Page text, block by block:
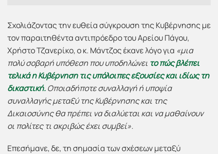
Σχολιάζοντας την ευθεία σύγκρουση της Κυβέρνησης με
τον παραιτηθέντα αντιπρόεδρο του Αρείου Πάγου,
Χρήστο Τζανερίκο, ο κ. Μάντζος έκανε λόγο για «μια
πολύ σοβαρή υπόθεση που υποδηλώνει το πώς βλέπει
τελικάηΚυβέρνησητις υπόλοιπες εξουσίες καιιδίως τη
δικαστική.Οποιαδήποτε συναλλαγή ή υποψία
συναλλαγής μεταξύ τηςΚυβέρνησης και της
Δικαιοσύνης θα πρέπει να διαλύεταικαι ναμαθαίνουν
οι πολίτεςτι ακριβώς έχει συμβεί».
Επεσήμανε, δε, τη σημασία των σχέσεων μεταξύ